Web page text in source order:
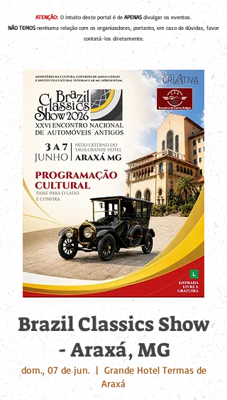
ATENÇÃO: O intuito deste portal é de APENASdivulgar os eventos.
NÃO TEMOS nenhuma relação com os organizadores, portanto, em caso de dúvidas, favor
contatá-los diretamente.
Brazil Classics Show
- Araxá, MG
dom., 07 de jun.
  |
Grande Hotel Termas de
Araxá